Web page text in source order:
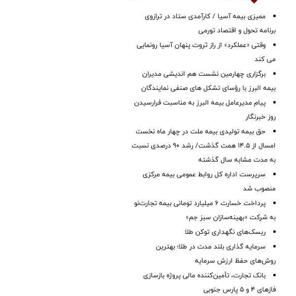
ممیزی بیمه آسیا / کارآمدی ستاد در ترازوی
برنامه تحول و اقتصاد تورمی
وقتی «عملکرد» از راز ثروت پنهان آسیا رونمایی
می کند
برگزاری چهارمین نشست هم اندیشی مدیران
بیمه البرز با رؤسای تشکل های صنفی نمایندگان
پیام مدیرعامل بیمه البرز به مناسبت فرارسیدن
روز خبرنگار
حق بیمه تولیدی بیمه ملت در چهار ماه نخست
امسال از 14.5 همت گذشت/ رشد 90 درصدی نسبت
به مدت مشابه سال گذشته
سرپرست اداره كل روابط عمومی بیمه مركزی
منصوب شد
پرداخت خسارت ۶ میلیارد تومانی بیمه تجارت‌نو
به شرکت «بهینه‌سازان سبز جم»
ریسک‌های نگهداری توکن طلا
سرمایه گذاری بلند مدت در طلا؛ بهترین
روش‌های حفظ ارزش سرمایه
بانک تجارت، تأمین‌کننده مالی پروژه بازسازی
فازهای ۴ و ۵ پارس جنوبی